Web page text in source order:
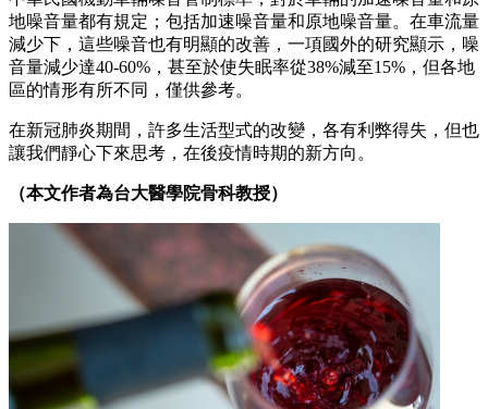
地噪音量都有規定；包括加速噪音量和原地噪音量。在車流量
減少下，這些噪音也有明顯的改善，一項國外的研究顯示，噪
音量減少達40-60%，甚至於使失眠率從38%減至15%，但各地
區的情形有所不同，僅供參考。
在新冠肺炎期間，許多生活型式的改變，各有利弊得失，但也
讓我們靜心下來思考，在後疫情時期的新方向。
（本文作者為台大醫學院骨科教授）